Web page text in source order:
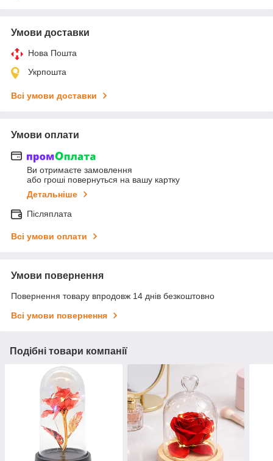
Умови доставки
Нова Пошта
Укрпошта
Всі умови доставки
Умови оплати
Ви отримаєте замовлення
або гроші повернуться на вашу картку
Детальніше
Післяплата
Всі умови оплати
Умови повернення
Повернення товару впродовж 14 днів безкоштовно
Всі умови повернення
Подібні товари компанії